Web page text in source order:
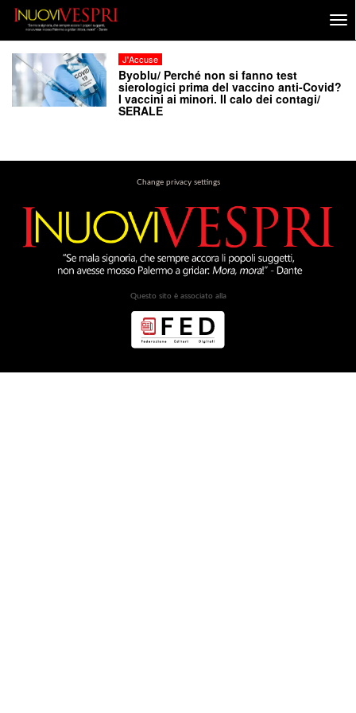
J'Accuse
Byoblu/ Perché non si fanno test
sierologici prima del vaccino anti-Covid?
I vaccini ai minori. Il calo dei contagi/
SERALE
Change privacy settings
Questo sito è associato alla